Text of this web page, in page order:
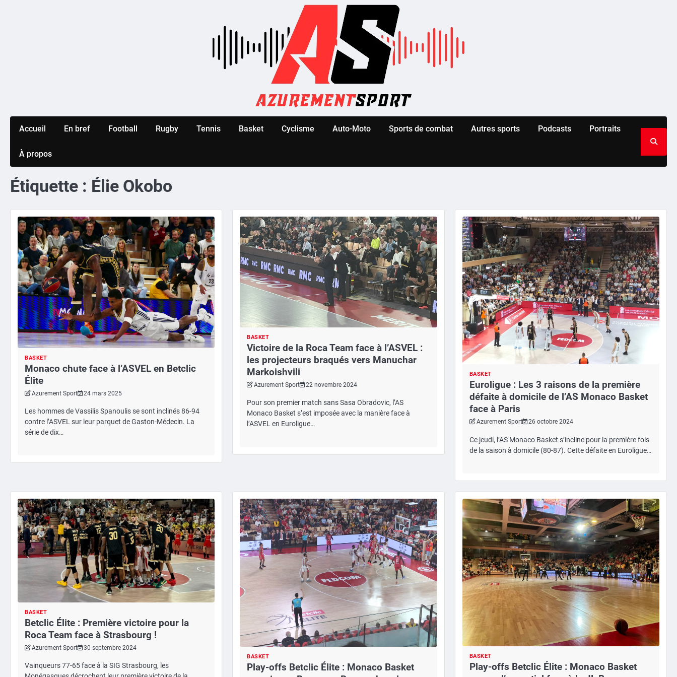
Accueil En bref Football Rugby Tennis Basket Cyclisme Auto-Moto Sports de combat Autres sports Podcasts Portraits
À propos
Étiquette : Élie Okobo
BASKET
Monaco chute face à l’ASVEL en Betclic
Élite
Azurement Sport 24 mars 2025
Les hommes de Vassilis Spanoulis se sont inclinés 86-94
contre l’ASVEL sur leur parquet de Gaston-Médecin. La
série de dix…
BASKET
Victoire de la Roca Team face à l’ASVEL :
les projecteurs braqués vers Manuchar
Markoishvili
Azurement Sport 22 novembre 2024
Pour son premier match sans Sasa Obradovic, l’AS
Monaco Basket s’est imposée avec la manière face à
l’ASVEL en Euroligue…
BASKET
Euroligue : Les 3 raisons de la première
défaite à domicile de l’AS Monaco Basket
face à Paris
Azurement Sport 26 octobre 2024
Ce jeudi, l’AS Monaco Basket s’incline pour la première fois
de la saison à domicile (80-87). Cette défaite en Euroligue…
BASKET
Betclic Élite : Première victoire pour la
Roca Team face à Strasbourg !
Azurement Sport 30 septembre 2024
Vainqueurs 77-65 face à la SIG Strasbourg, les
BASKET
Play-offs Betclic Élite : Monaco Basket
BASKET
Play-offs Betclic Élite : Monaco Basket